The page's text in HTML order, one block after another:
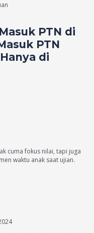
PTN di
PTN
di
cuma fokus nilai, tapi juga
waktu anak saat ujian.